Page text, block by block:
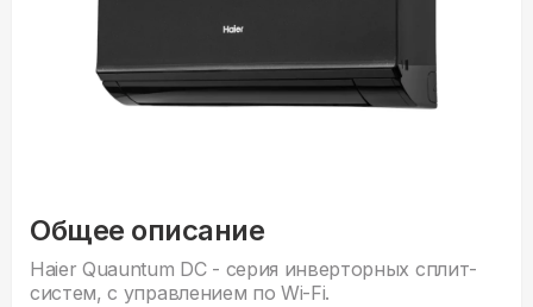
Общее описание
Haier Quauntum DC - серия инверторных сплит-
систем, с управлением по Wi-Fi.